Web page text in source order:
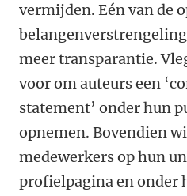
vermijden. Eén van de
meer transparantie.
voor om auteurs een
statement’ onder hun
opnemen. Bovendien
medewerkers op hun
profielpagina en onder